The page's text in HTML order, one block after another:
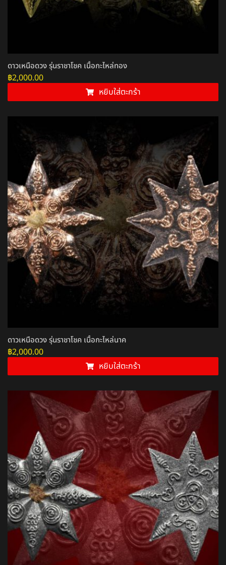
ดาวเหนือดวง รุ่นราชาโชค เนื้อกะไหล่ทอง
฿2,000.00
หยิบใส่ตะกร้า
ดาวเหนือดวง รุ่นราชาโชค เนื้อกะไหล่นาค
฿2,000.00
หยิบใส่ตะกร้า